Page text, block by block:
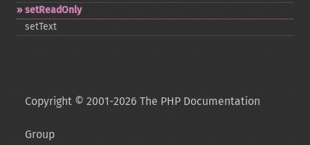
setReadOnly
setText
Copyright © 2001-2026 The PHP Documentation
Group